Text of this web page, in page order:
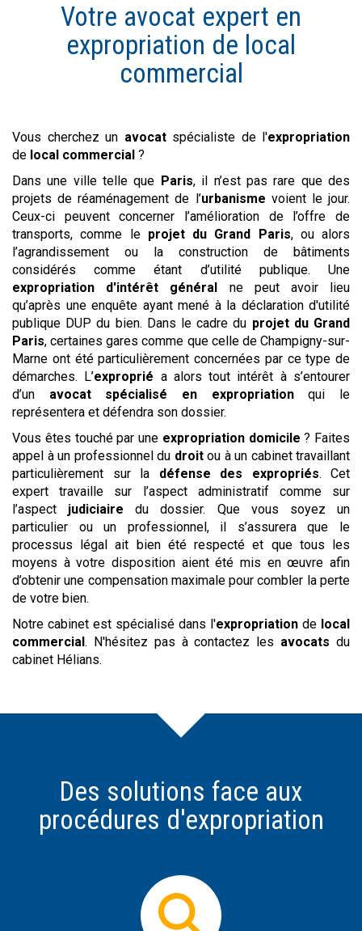
Votre avocat expert en
expropriation de local
commercial
Vous cherchez un avocatspécialiste de l'expropriation
de local commercial ?
Dans une ville telle que Paris, il n’est pas rare que des
projets de réaménagement de l’urbanisme voient le jour.
Ceux-ci peuvent concerner l’amélioration de l’offre de
transports, comme le projet du Grand Paris, ou alors
l’agrandissement ou la construction de bâtiments
considérés comme étant d’utilité publique. Une
expropriation d'intérêt général ne peut avoir lieu
qu’après une enquête ayant mené à la déclaration d'utilité
publique DUP du bien. Dans le cadre du projet du Grand
Paris, certaines gares comme que celle de Champigny-sur-
Marne ont été particulièrement concernées par ce type de
démarches. L’exproprié a alors tout intérêt à s’entourer
d’un avocat spécialisé en expropriationqui le
représentera et défendra son dossier.
Vous êtes touché par une expropriation domicile ? Faites
appel à un professionnel du droitou à un cabinet travaillant
particulièrement sur la défense des expropriés. Cet
expert travaille sur l’aspect administratif comme sur
l’aspect judiciaire du dossier. Que vous soyez un
particulier ou un professionnel, il s’assurera que le
processus légal ait bien été respecté et que tous les
moyens à votre disposition aient été mis en œuvre afin
d’obtenir une compensation maximale pour combler la perte
de votre bien.
Notre cabinet est spécialisé dans l'expropriation de local
commercial. N'hésitez pas à contactez les avocats du
cabinet Hélians.
Des solutions face aux
procédures d'expropriation